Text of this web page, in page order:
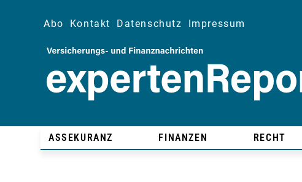
Abo Kontakt Datenschutz Impressum
ASSEKURANZ FINANZEN RECHT